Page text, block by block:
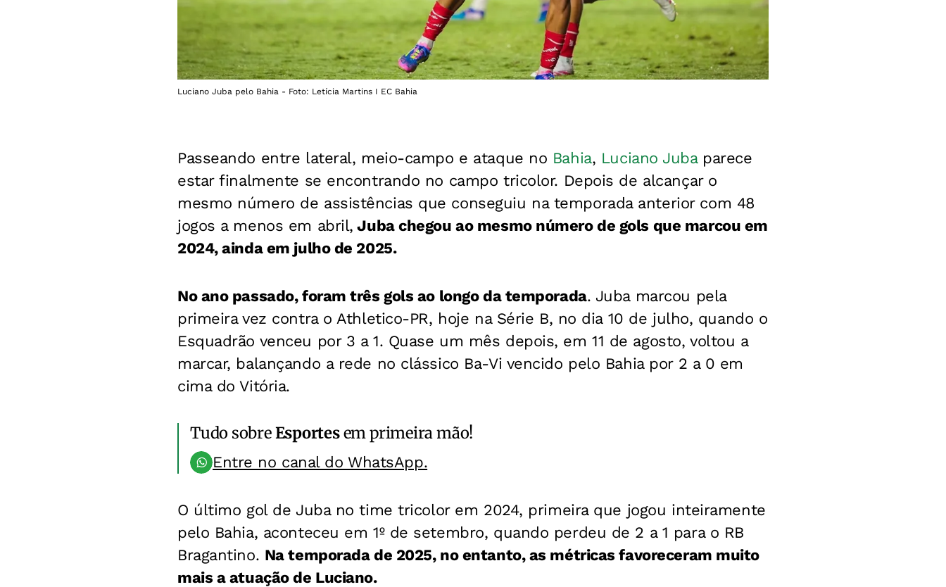
Luciano Juba pelo Bahia - Foto: Letícia Martins I EC Bahia
Passeando entre lateral, meio-campo e ataque no Bahia, Luciano Jubaparece
estar finalmente se encontrando no campo tricolor. Depois de alcançar o
mesmo número de assistências que conseguiu na temporada anterior com 48
jogos a menos em abril, Juba chegou ao mesmo número de gols que marcou em
2024, ainda em julho de 2025.
No ano passado, foram três gols ao longo da temporada. Juba marcou pela
primeira vez contra o Athletico-PR, hoje na Série B, no dia 10 de julho, quando o
Esquadrão venceu por 3 a 1. Quase um mês depois, em 11 de agosto, voltou a
marcar, balançando a rede no clássico Ba-Vi vencido pelo Bahia por 2 a 0 em
cima do Vitória.
Tudo sobreEsportesem primeira mão!
Entre no canal do WhatsApp.
O último gol de Juba no time tricolor em 2024, primeira que jogou inteiramente
pelo Bahia, aconteceu em 1º de setembro, quando perdeu de 2 a 1 para o RB
Bragantino. Na temporada de 2025, no entanto, as métricas favoreceram muito
mais a atuação de Luciano.